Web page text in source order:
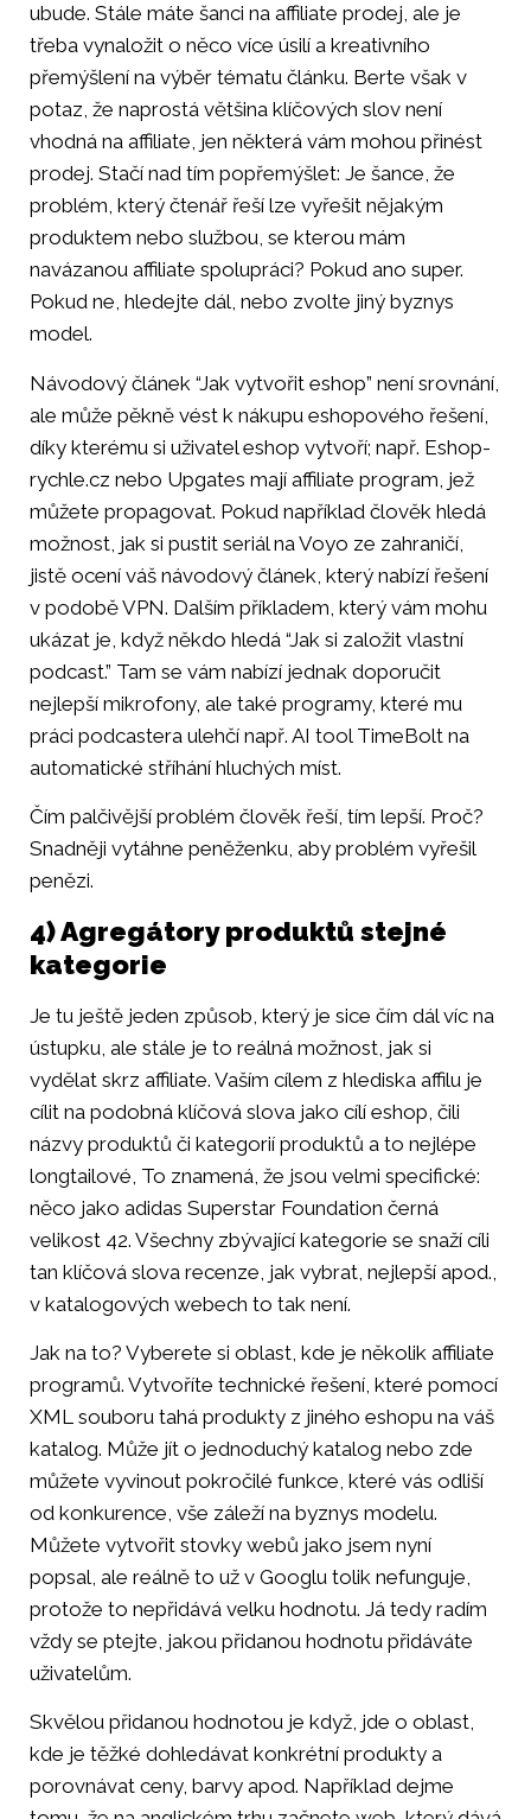
ubude. Stále máte šanci na affiliate prodej, ale je
třeba vynaložit o něco více úsilí a kreativního
přemýšlení na výběr tématu článku. Berte však v
potaz, že naprostá většina klíčových slov není
vhodná na affiliate, jen některá vám mohou přinést
prodej. Stačí nad tím popřemýšlet: Je šance, že
problém, který čtenář řeší lze vyřešit nějakým
produktem nebo službou, se kterou mám
navázanou affiliate spolupráci? Pokud ano super.
Pokud ne, hledejte dál, nebo zvolte jiný byznys
model.
Návodový článek “Jak vytvořit eshop” není srovnání,
ale může pěkně vést k nákupu eshopového řešení,
díky kterému si uživatel eshop vytvoří; např. Eshop-
rychle.cz nebo Upgates mají affiliate program, jež
můžete propagovat. Pokud například člověk hledá
možnost, jak si pustit seriál na Voyo ze zahraničí,
jistě ocení váš návodový článek, který nabízí řešení
v podobě VPN. Dalším příkladem, který vám mohu
ukázat je, když někdo hledá “Jak si založit vlastní
podcast.” Tam se vám nabízí jednak doporučit
nejlepší mikrofony, ale také programy, které mu
práci podcastera ulehčí např. AI tool TimeBolt na
automatické stříhání hluchých míst.
Čím palčivější problém člověk řeší, tím lepší. Proč?
Snadněji vytáhne peněženku, aby problém vyřešil
penězi.
4) Agregátory produktů stejné
kategorie
Je tu ještě jeden způsob, který je sice čím dál víc na
ústupku, ale stále je to reálná možnost, jak si
vydělat skrz affiliate. Vaším cílem z hlediska affilu je
cílit na podobná klíčová slova jako cílí eshop, čili
názvy produktů či kategorií produktů a to nejlépe
longtailové, To znamená, že jsou velmi specifické:
něco jako adidas Superstar Foundation černá
velikost 42. Všechny zbývající kategorie se snaží cíli
tan klíčová slova recenze, jak vybrat, nejlepší apod.,
v katalogových webech to tak není.
Jak na to? Vyberete si oblast, kde je několik affiliate
programů. Vytvoříte technické řešení, které pomocí
XML souboru tahá produkty z jiného eshopu na váš
katalog. Může jít o jednoduchý katalog nebo zde
můžete vyvinout pokročilé funkce, které vás odliší
od konkurence, vše záleží na byznys modelu.
Můžete vytvořit stovky webů jako jsem nyní
popsal, ale reálně to už v Googlu tolik nefunguje,
protože to nepřidává velku hodnotu. Já tedy radím
vždy se ptejte, jakou přidanou hodnotu přidáváte
uživatelům.
Skvělou přidanou hodnotou je když, jde o oblast,
kde je těžké dohledávat konkrétní produkty a
porovnávat ceny, barvy apod. Například dejme